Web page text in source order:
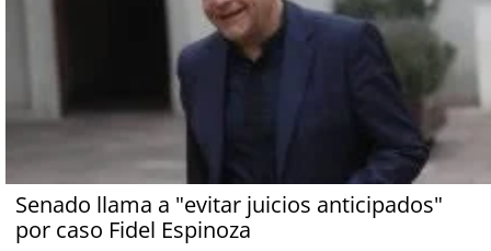
Senado llama a "evitar juicios anticipados"
por caso Fidel Espinoza